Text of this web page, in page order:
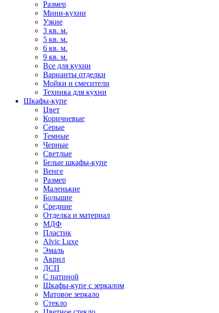
Размер
Мини-кухни
Узкие
3 кв. м.
5 кв. м.
6 кв. м.
9 кв. м.
Все для кухни
Варианты отделки
Мойки и смесители
Техника для кухни
Шкафы-купе
Цвет
Коричневые
Серые
Темные
Черные
Светлые
Белые шкафы-купе
Венге
Размер
Маленькие
Большие
Средние
Отделка и материал
МДФ
Пластик
Alvic Luxe
Эмаль
Акрил
ДСП
С патиной
Шкафы-купе с зеркалом
Матовое зеркало
Стекло